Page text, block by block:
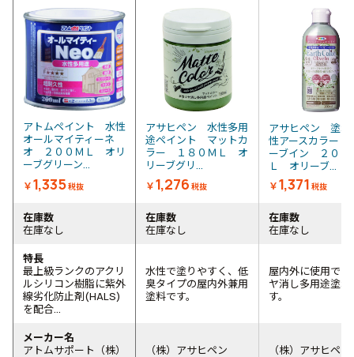
アトムペイント 水性
オールマイティーネ
オ ２００ＭＬ オリ
ーブグリーン...
￥1,335税抜
アサヒペン 水性多用
途ペイント マットカ
ラー １８０ＭＬ オ
リーブグリ...
￥1,276 税抜
アサヒペン 塗
性アースカラー
ーブイン ２００
Ｌ オリーブ...
￥1,371 税抜
在庫数
在庫なし
在庫数
在庫なし
在庫数
在庫なし
特長
最上級ランクのアクリ
ルシリコン樹脂に紫外
線劣化防止剤(HALS)
を配合...
水性で塗りやすく、低
臭タイプの屋内外兼用
塗料です。
屋内外に使用でき
ヤ消し多用途塗料
す。
メーカー名
アトムサポート（株）
（株）アサヒペン
（株）アサヒペン